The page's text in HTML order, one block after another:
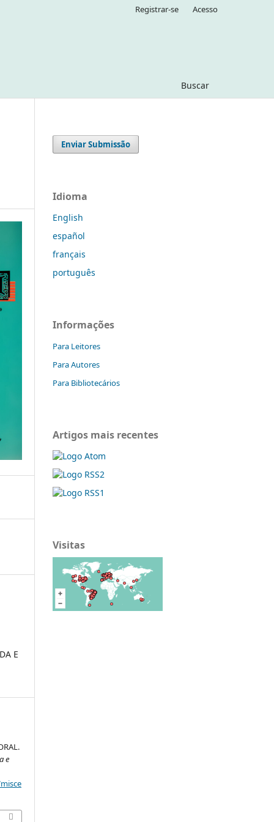
Buscar
Registrar-se Acesso
E
e
Enviar Submissão
Idioma
English
español
français
português
Informações
Para Leitores
Para Autores
Para Bibliotecários
Artigos mais recentes
Visitas